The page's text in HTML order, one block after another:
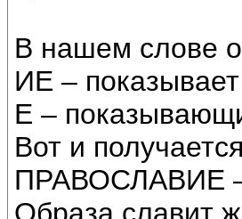
В нашем слове
ИЕ –
Е –
Вот и
ПРАВОСЛАВИЕ –